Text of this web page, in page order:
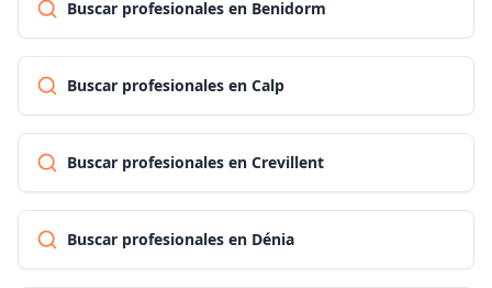
Buscar profesionales en Benidorm
Buscar profesionales en Calp
Buscar profesionales en Crevillent
Buscar profesionales en Dénia